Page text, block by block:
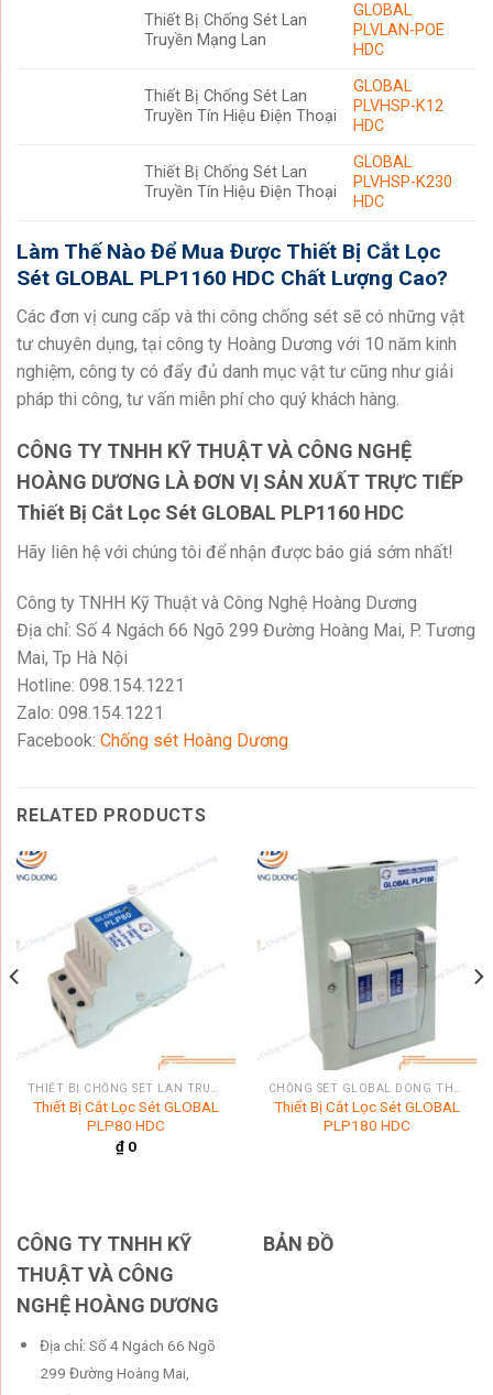
Thiết Bị Chống Sét Lan
Truyền Mạng Lan
GLOBAL
PLVLAN-POE
HDC
Thiết Bị Chống Sét Lan
Truyền Tín Hiệu Điện Thoại
GLOBAL
PLVHSP-K12
HDC
Thiết Bị Chống Sét Lan
Truyền Tín Hiệu Điện Thoại
GLOBAL
PLVHSP-K230
HDC
Làm Thế Nào Để Mua Được Thiết Bị Cắt Lọc
Sét GLOBAL PLP1160 HDC Chất Lượng Cao?
Các đơn vị cung cấp và thi công chống sét sẽ có những vật
tư chuyên dụng, tại công ty Hoàng Dương với 10 năm kinh
nghiệm, công ty có đẩy đủ danh mục vật tư cũng như giải
pháp thi công, tư vấn miễn phí cho quý khách hàng.
CÔNG TY TNHH KỸ THUẬT VÀ CÔNG NGHỆ
HOÀNG DƯƠNG LÀ ĐƠN VỊ SẢN XUẤT TRỰC TIẾP
Thiết Bị Cắt Lọc Sét GLOBAL PLP1160 HDC
Hãy liên hệ với chúng tôi để nhận được báo giá sớm nhất!
Công ty TNHH Kỹ Thuật và Công Nghệ Hoàng Dương
Địa chỉ: Số 4 Ngách 66 Ngõ 299 Đường Hoàng Mai, P. Tương
Mai, Tp Hà Nội
Hotline: 098.154.1221
Zalo: 098.154.1221
Facebook: Chống sét Hoàng Dương
RELATED PRODUCTS
Thiết Bị Cắt Lọc Sét GLOBAL
PLP80 HDC
₫ 0
Thiết Bị Cắt Lọc Sét GLOBAL
PLP180 HDC
CÔNG TY TNHH KỸ
THUẬT VÀ CÔNG
NGHỆ HOÀNG DƯƠNG
Địa chỉ: Số 4 Ngách 66 Ngõ
299 Đường Hoàng Mai,
BẢN ĐỒ